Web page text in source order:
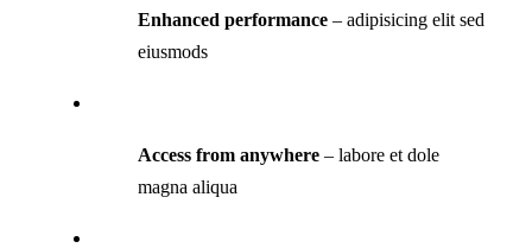
Enhanced performance – adipisicing elit sed
eiusmods
Access from anywhere – labore et dole
magna aliqua